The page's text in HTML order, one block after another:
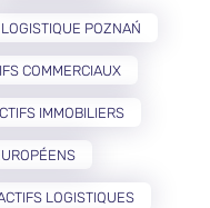
POZNAŃ
COMMERCIAUX
IMMOBILIERS
LOGISTIQUES